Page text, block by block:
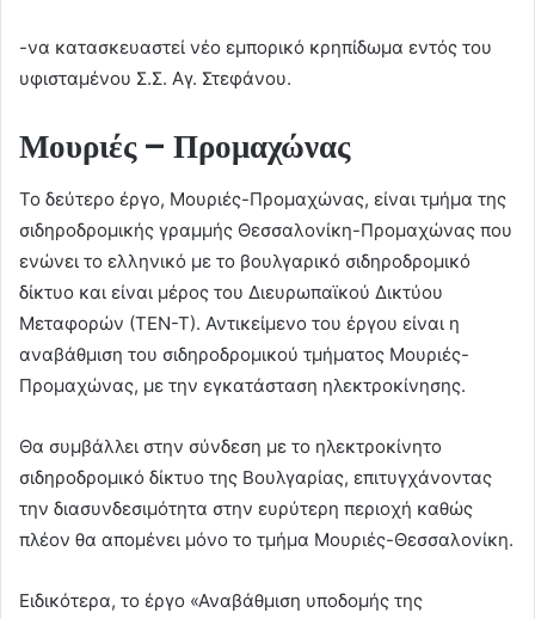
-να κατασκευαστεί νέο εμπορικό κρηπίδωμα εντός του
υφισταμένου Σ.Σ. Αγ. Στεφάνου.
Μουριές – Προμαχώνας
Το δεύτερο έργο, Μουριές-Προμαχώνας, είναι τμήμα της
σιδηροδρομικής γραμμής Θεσσαλονίκη-Προμαχώνας που
ενώνει το ελληνικό με το βουλγαρικό σιδηροδρομικό
δίκτυο και είναι μέρος του Διευρωπαϊκού Δικτύου
Μεταφορών (ΤΕΝ-Τ). Αντικείμενο του έργου είναι η
αναβάθμιση του σιδηροδρομικού τμήματος Μουριές-
Προμαχώνας, με την εγκατάσταση ηλεκτροκίνησης.
Θα συμβάλλει στην σύνδεση με το ηλεκτροκίνητο
σιδηροδρομικό δίκτυο της Βουλγαρίας, επιτυγχάνοντας
την διασυνδεσιμότητα στην ευρύτερη περιοχή καθώς
πλέον θα απομένει μόνο το τμήμα Μουριές-Θεσσαλονίκη.
Ειδικότερα, το έργο «Αναβάθμιση υποδομής της